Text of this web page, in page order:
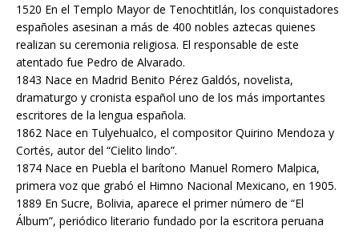
1520 En el Templo Mayor de Tenochtitlán, los conquistadores
españoles asesinan a más de 400 nobles aztecas quienes
realizan su ceremonia religiosa. El responsable de este
atentado fue Pedro de Alvarado.
1843 Nace en Madrid Benito Pérez Galdós, novelista,
dramaturgo y cronista español uno de los más importantes
escritores de la lengua española.
1862 Nace en Tulyehualco, el compositor Quirino Mendoza y
Cortés, autor del “Cielito lindo”.
1874 Nace en Puebla el barítono Manuel Romero Malpica,
primera voz que grabó el Himno Nacional Mexicano, en 1905.
1889 En Sucre, Bolivia, aparece el primer número de “El
Álbum”, periódico literario fundado por la escritora peruana